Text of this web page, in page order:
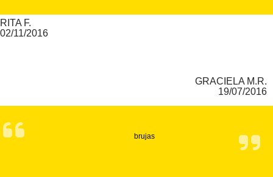
RITA F.
02/11/2016
GRACIELA M.R.
19/07/2016
brujas